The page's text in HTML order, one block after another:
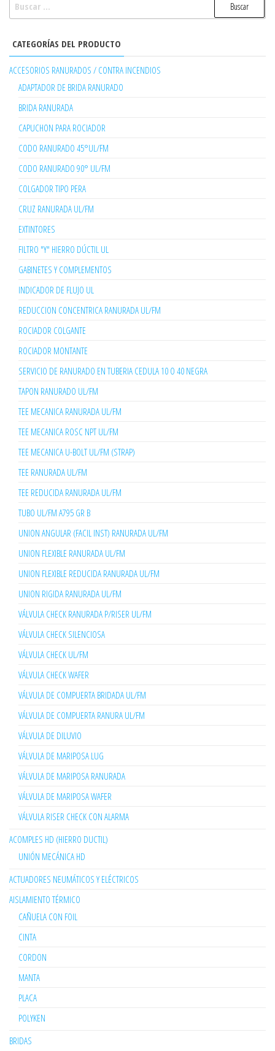
CATEGORÍAS DEL PRODUCTO
ACCESORIOS RANURADOS / CONTRA INCENDIOS
ADAPTADOR DE BRIDA RANURADO
BRIDA RANURADA
CAPUCHON PARA ROCIADOR
CODO RANURADO 45°UL/FM
CODO RANURADO 90° UL/FM
COLGADOR TIPO PERA
CRUZ RANURADA UL/FM
EXTINTORES
FILTRO "Y" HIERRO DÚCTIL UL
GABINETES Y COMPLEMENTOS
INDICADOR DE FLUJO UL
REDUCCION CONCENTRICA RANURADA UL/FM
ROCIADOR COLGANTE
ROCIADOR MONTANTE
SERVICIO DE RANURADO EN TUBERIA CEDULA 10 O 40 NEGRA
TAPON RANURADO UL/FM
TEE MECANICA RANURADA UL/FM
TEE MECANICA ROSC NPT UL/FM
TEE MECANICA U-BOLT UL/FM (STRAP)
TEE RANURADA UL/FM
TEE REDUCIDA RANURADA UL/FM
TUBO UL/FM A795 GR B
UNION ANGULAR (FACIL INST) RANURADA UL/FM
UNION FLEXIBLE RANURADA UL/FM
UNION FLEXIBLE REDUCIDA RANURADA UL/FM
UNION RIGIDA RANURADA UL/FM
VÁLVULA CHECK RANURADA P/RISER UL/FM
VÁLVULA CHECK SILENCIOSA
VÁLVULA CHECK UL/FM
VÁLVULA CHECK WAFER
VÁLVULA DE COMPUERTA BRIDADA UL/FM
VÁLVULA DE COMPUERTA RANURA UL/FM
VÁLVULA DE DILUVIO
VÁLVULA DE MARIPOSA LUG
VÁLVULA DE MARIPOSA RANURADA
VÁLVULA DE MARIPOSA WAFER
VÁLVULA RISER CHECK CON ALARMA
ACOMPLES HD (HIERRO DUCTIL)
UNIÓN MECÁNICA HD
ACTUADORES NEUMÁTICOS Y ELÉCTRICOS
AISLAMIENTO TÉRMICO
CAÑUELA CON FOIL
CINTA
CORDON
MANTA
PLACA
POLYKEN
BRIDAS